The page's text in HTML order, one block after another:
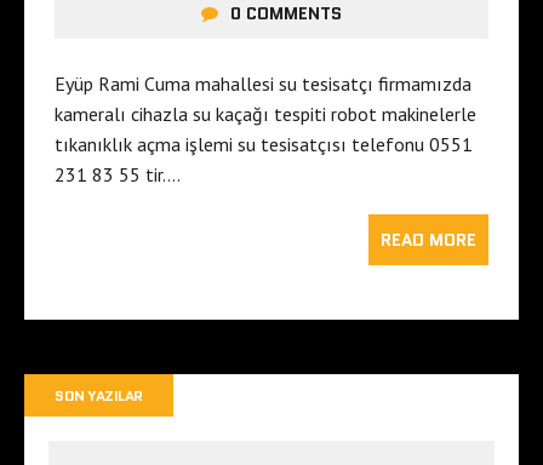
0 COMMENTS
Eyüp Rami Cuma mahallesi su tesisatçı firmamızda
kameralı cihazla su kaçağı tespiti robot makinelerle
tıkanıklık açma işlemi su tesisatçısı telefonu 0551
231 83 55 tir….
READ MORE
SON YAZILAR